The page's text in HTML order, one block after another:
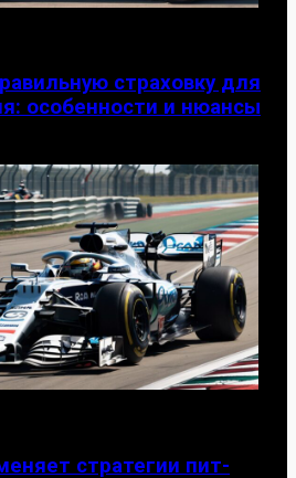
страховку для
особенности и нюансы
стратегии пит-